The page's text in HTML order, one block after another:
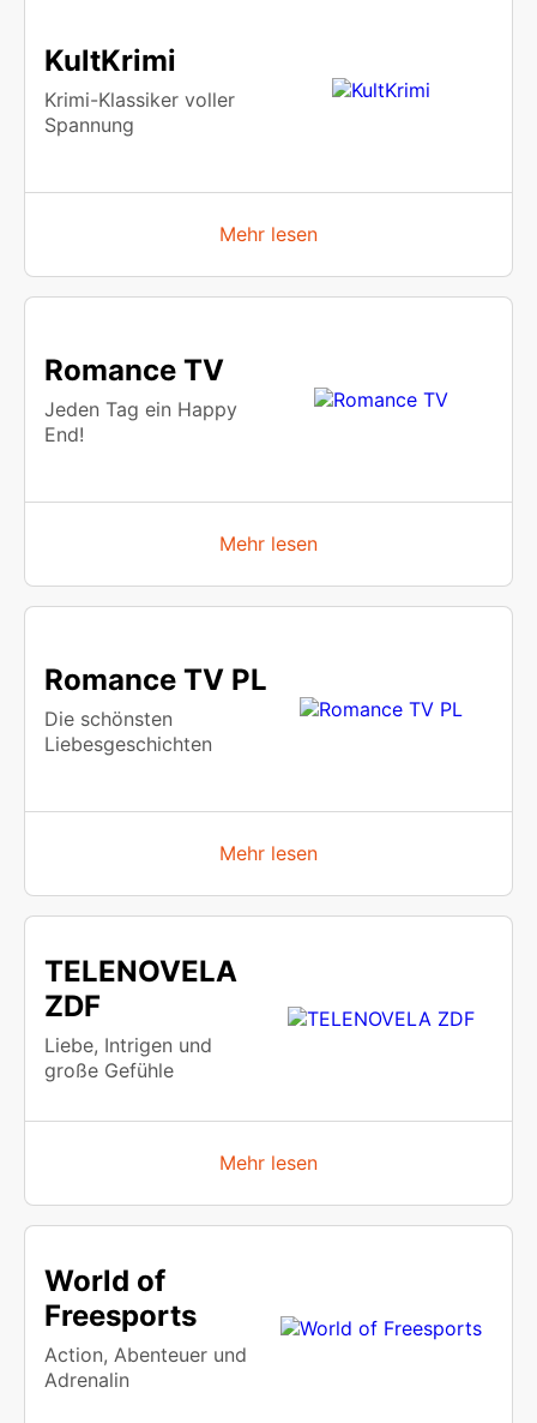
KultKrimi
Krimi-Klassiker voller
Spannung
Mehr lesen
Romance TV
Jeden Tag ein Happy
End!
Mehr lesen
Romance TV PL
Die schönsten
Liebesgeschichten
Mehr lesen
TELENOVELA
ZDF
Liebe, Intrigen und
große Gefühle
Mehr lesen
World of
Freesports
Action, Abenteuer und
Adrenalin